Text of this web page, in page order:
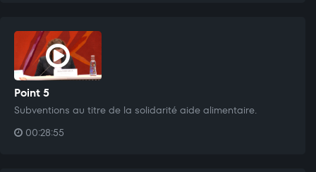
Point 5
Subventions au titre de la solidarité aide alimentaire.
00:28:55